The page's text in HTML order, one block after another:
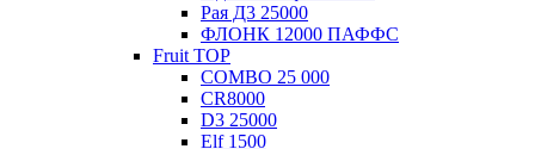
Рая Д3 25000
ФЛОНК 12000 ПАФФС
Fruit TOP
COMBO 25 000
CR8000
D3 25000
Elf 1500